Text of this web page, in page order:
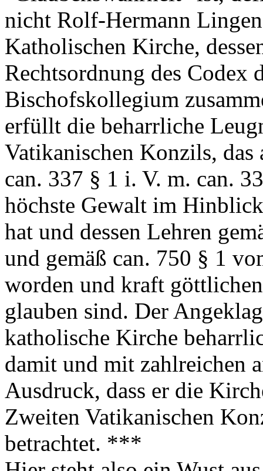
nicht Rolf-Hermann
Katholischen Kirche,
Rechtsordnung des Codex
Bischofskollegium
erfüllt die beharrliche
Vatikanischen Konzils,
can. 337 § 1 i. V. m. can.
höchste Gewalt im
hat und dessen Lehren
und gemäß can. 750 § 1
worden und kraft
glauben sind. Der
katholische Kirche
damit und mit zahlreichen
Ausdruck, dass er die
Zweiten Vatikanischen
betrachtet. ***